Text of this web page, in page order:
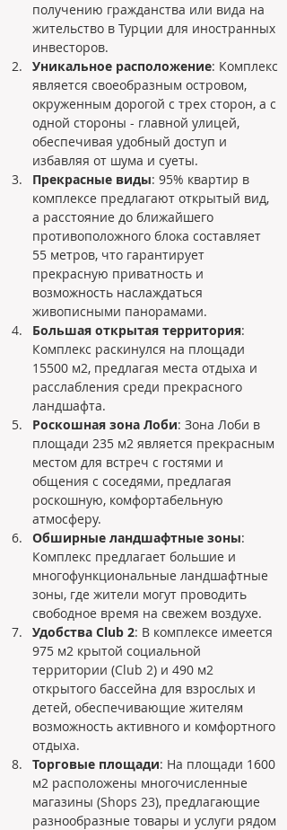
получению гражданства или вида на
жительство в Турции для иностранных
инвесторов.
Уникальное расположение: Комплекс
является своеобразным островом,
окруженным дорогой с трех сторон, а с
одной стороны - главной улицей,
обеспечивая удобный доступ и
избавляя от шума и суеты.
Прекрасные виды: 95% квартир в
комплексе предлагают открытый вид,
а расстояние до ближайшего
противоположного блока составляет
55 метров, что гарантирует
прекрасную приватность и
возможность наслаждаться
живописными панорамами.
Большая открытая территория:
Комплекс раскинулся на площади
15500 м2, предлагая места отдыха и
расслабления среди прекрасного
ландшафта.
Роскошная зона Лоби: Зона Лоби в
площади 235 м2 является прекрасным
местом для встреч с гостями и
общения с соседями, предлагая
роскошную, комфортабельную
атмосферу.
Обширные ландшафтные зоны:
Комплекс предлагает большие и
многофункциональные ландшафтные
зоны, где жители могут проводить
свободное время на свежем воздухе.
Удобства Club 2: В комплексе имеется
975 м2 крытой социальной
территории (Club 2) и 490 м2
открытого бассейна для взрослых и
детей, обеспечивающие жителям
возможность активного и комфортного
отдыха.
Торговые площади: На площади 1600
м2 расположены многочисленные
магазины (Shops 23), предлагающие
разнообразные товары и услуги рядом